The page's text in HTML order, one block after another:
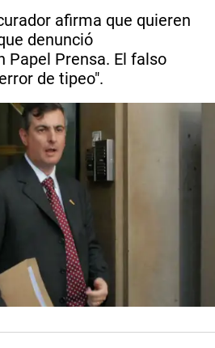
afirma que quieren
denunció
Papel Prensa. El falso
de tipeo".